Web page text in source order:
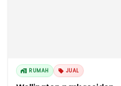
RUMAH JUAL